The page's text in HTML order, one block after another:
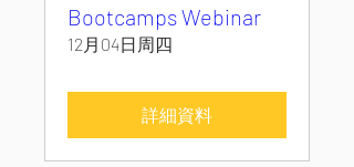
Bootcamps Webinar
12月04日周四
詳細資料